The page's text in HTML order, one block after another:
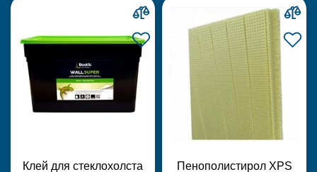
Клей для стеклохолста Пенополистирол XPS